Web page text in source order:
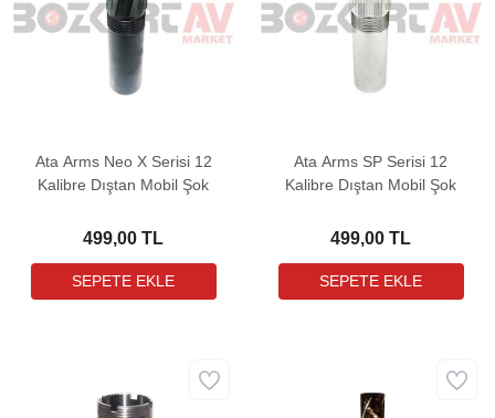
Ata Arms Neo X Serisi 12
Kalibre Dıştan Mobil Şok
499,00 TL
Ata Arms SP Serisi 12
Kalibre Dıştan Mobil Şok
499,00 TL